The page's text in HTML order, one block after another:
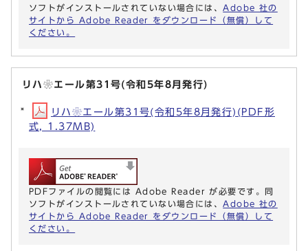
ソフトがインストールされていない場合には、 Adobe 社の
サイトから Adobe Reader をダウンロード（無償）して
ください。
リハ❀エール第31号(令和5年8月発行)
リハ❀エール第31号(令和5年8月発行)(PDF形
式, 1.37MB)
PDFファイルの閲覧には Adobe Reader が必要です。同
ソフトがインストールされていない場合には、 Adobe 社の
サイトから Adobe Reader をダウンロード（無償）して
ください。